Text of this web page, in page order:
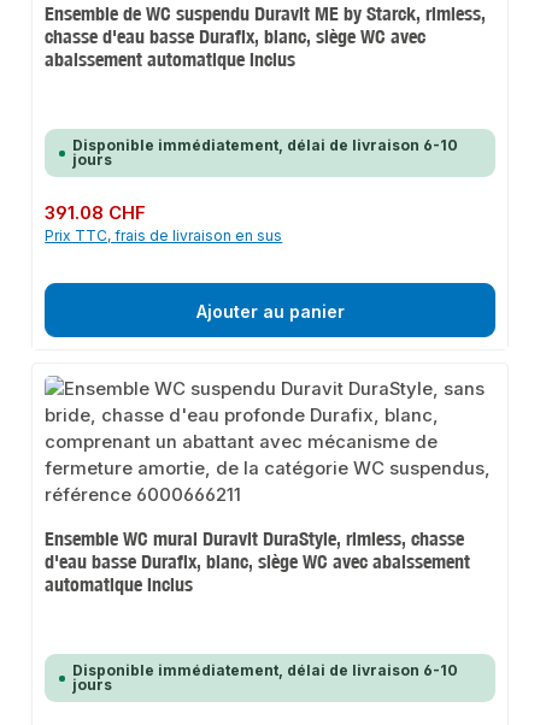
Ensemble de WC suspendu Duravit ME by Starck, rimless,
chasse d'eau basse Durafix, blanc, siège WC avec
abaissement automatique inclus
Disponible immédiatement, délai de livraison 6-10
jours
Prix régulier :
391.08 CHF
Prix TTC, frais de livraison en sus
Ajouter au panier
Ensemble WC mural Duravit DuraStyle, rimless, chasse
d'eau basse Durafix, blanc, siège WC avec abaissement
automatique inclus
Disponible immédiatement, délai de livraison 6-10
jours